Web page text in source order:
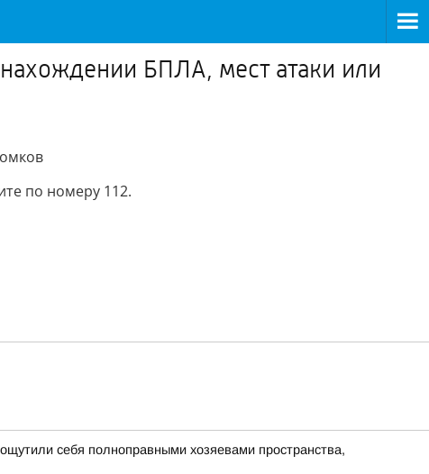
БПЛА, мест атаки или
по номеру 112.
себя полноправными хозяевами пространства,